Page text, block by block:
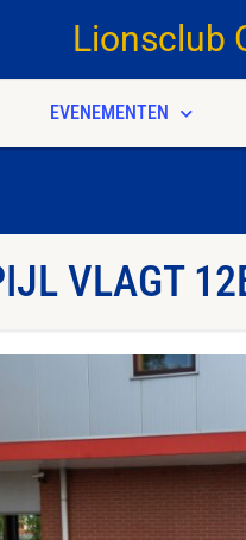
Lionsclub
EVENEMENTEN
VLAGT